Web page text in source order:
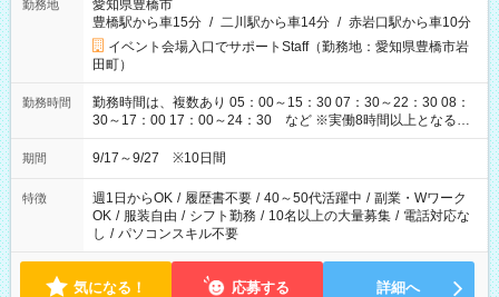
勤務地
愛知県豊橋市
豊橋駅から車15分 / 二川駅から車14分 / 赤岩口駅から車10分
イベント会場入口でサポートStaff（勤務地：愛知県豊橋市岩
田町）
勤務時間
勤務時間は、複数あり 05：00～15：30 07：30～22：30 08：
30～17：00 17：00～24：30 など ※実働8時間以上となる勤
務もあります。 【休憩】60分+他休憩あり 交替で取得します。
安全面に配慮しこまめな休憩があります。
期間 9/17～9/27 ※10日間
特徴 週1日からOK / 履歴書不要 / 40～50代活躍中 / 副業・Wワーク
OK / 服装自由 / シフト勤務 / 10名以上の大量募集 / 電話対応な
し / パソコンスキル不要
気になる！ 応募する 詳細へ